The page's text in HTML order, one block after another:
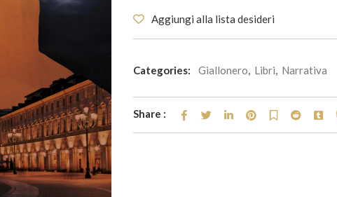
Aggiungi alla lista desideri
Categories: Giallonero, Libri, Narrativa
Share :